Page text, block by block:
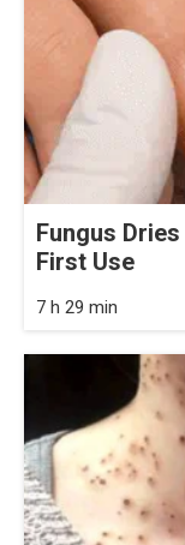
Fungus
First Use
7 h 29 min